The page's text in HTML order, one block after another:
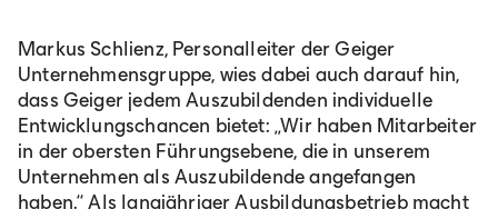
Markus Schlienz, Personalleiter der Geiger
Unternehmensgruppe, wies dabei auch darauf hin,
dass Geiger jedem Auszubildenden individuelle
Entwicklungschancen bietet: „Wir haben Mitarbeiter
in der obersten Führungsebene, die in unserem
Unternehmen als Auszubildende angefangen
haben.“ Als langjähriger Ausbildungsbetrieb macht